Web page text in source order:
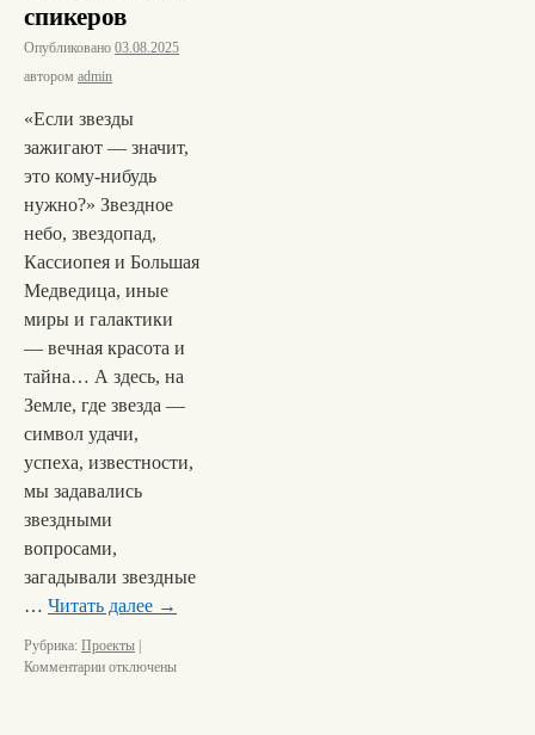
спикеров
Опубликовано 03.08.2025
автором admin
«Если звезды
зажигают — значит,
это кому-нибудь
нужно?» Звездное
небо, звездопад,
Кассиопея и Большая
Медведица, иные
миры и галактики
— вечная красота и
тайна… А здесь, на
Земле, где звезда —
символ удачи,
успеха, известности,
мы задавались
звездными
вопросами,
загадывали звездные
… Читать далее →
Рубрика: Проекты
Комментарии отключены